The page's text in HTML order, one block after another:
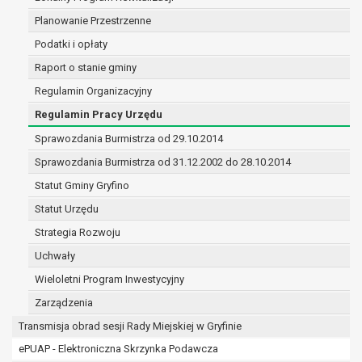
Planowanie Przestrzenne
Podatki i opłaty
Raport o stanie gminy
Regulamin Organizacyjny
Regulamin Pracy Urzędu
Sprawozdania Burmistrza od 29.10.2014
Sprawozdania Burmistrza od 31.12.2002 do 28.10.2014
Statut Gminy Gryfino
Statut Urzędu
Strategia Rozwoju
Uchwały
Wieloletni Program Inwestycyjny
Zarządzenia
Transmisja obrad sesji Rady Miejskiej w Gryfinie
ePUAP - Elektroniczna Skrzynka Podawcza
(merytorycznych), a także obowiązków i
zadań zleconych przez instytucje
nadrzędne wobec Gminy;
zawarcia i realizacji umów;
ochrony żywotnych interesów osoby, której
dane dotyczą, lub innej osoby fizycznej;
wykonania zadania realizowanego w
interesie publicznym lub w ramach
sprawowania władzy publicznej
powierzonej administratorowi;
w pozostałych przypadkach dane osobowe
przetwarzane są wyłącznie na podstawie
wcześniej udzielonej zgody w zakresie i celu
określonym w treści zgody.
W związku z przetwarzaniem danych w celu
wskazanym w pkt. 3, dane osobowe mogą być
udostępniane innym upoważnionym odbiorcom lub
kategoriom odbiorców danych osobowych.
Odbiorcami mogą być:
podmioty, które przetwarzają dane